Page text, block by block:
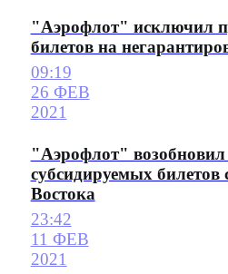
"Аэрофлот" исключил
билетов на
09:19
26 ФЕВ
2021
"Аэрофлот"
субсидируемых билетов
Востока
23:42
11 ФЕВ
2021